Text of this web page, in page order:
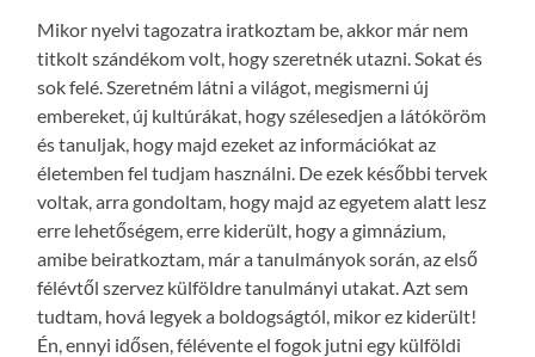
Mikor nyelvi tagozatra iratkoztam be, akkor már nem
titkolt szándékom volt, hogy szeretnék utazni. Sokat és
sok felé. Szeretném látni a világot, megismerni új
embereket, új kultúrákat, hogy szélesedjen a látóköröm
és tanuljak, hogy majd ezeket az információkat az
életemben fel tudjam használni. De ezek későbbi tervek
voltak, arra gondoltam, hogy majd az egyetem alatt lesz
erre lehetőségem, erre kiderült, hogy a gimnázium,
amibe beiratkoztam, már a tanulmányok során, az első
félévtől szervez külföldre tanulmányi utakat. Azt sem
tudtam, hová legyek a boldogságtól, mikor ez kiderült!
Én, ennyi idősen, félévente el fogok jutni egy külföldi